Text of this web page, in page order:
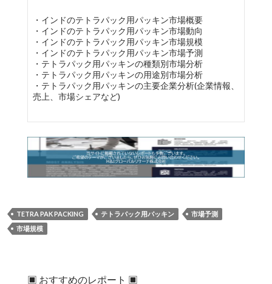
・インドのテトラパック用パッキン市場概要
・インドのテトラパック用パッキン市場動向
・インドのテトラパック用パッキン市場規模
・インドのテトラパック用パッキン市場予測
・テトラパック用パッキンの種類別市場分析
・テトラパック用パッキンの用途別市場分析
・テトラパック用パッキンの主要企業分析(企業情報、
売上、市場シェアなど)
TETRA PAK PACKING テトラパック用パッキン
市場予測
市場規模
▣ おすすめのレポート ▣